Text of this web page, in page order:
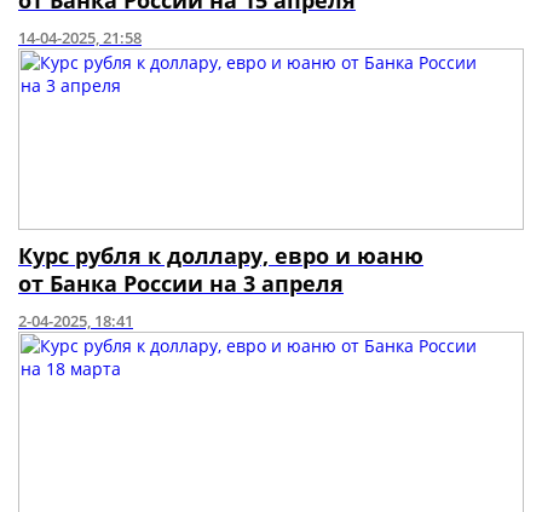
14-04-2025, 21:58
Курс рубля к доллару, евро и юаню
от Банка России на 3 апреля
2-04-2025, 18:41